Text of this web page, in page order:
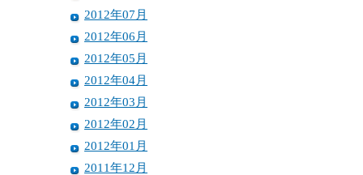
2012年07月
2012年06月
2012年05月
2012年04月
2012年03月
2012年02月
2012年01月
2011年12月